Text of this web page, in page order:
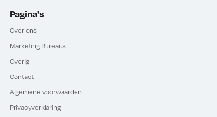
Pagina's
Over ons
Marketing Bureaus
Overig
Contact
Algemene voorwaarden
Privacyverklaring